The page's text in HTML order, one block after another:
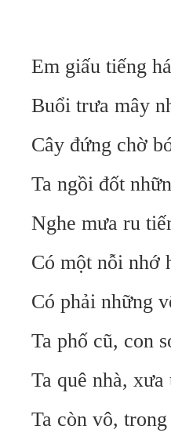
Em giấu tiếng
Buổi trưa mây
Cây đứng chờ
Ta ngồi đốt
Nghe mưa ru
Có một nỗi nhớ
Có phải những
Ta phố cũ, con
Ta quê nhà,
Ta còn vô,